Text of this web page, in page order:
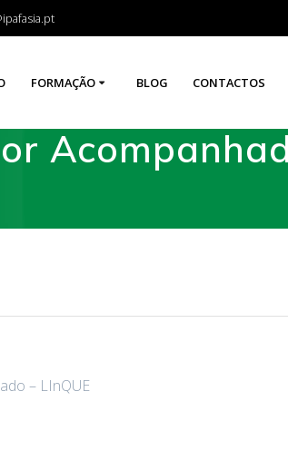
FORMAÇÃO BLOG CONTACTOS
– LInQUE